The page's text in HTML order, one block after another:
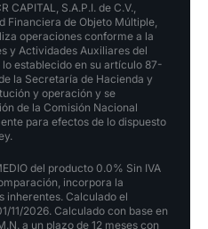
CAPITAL, S.A.P.I. de C.V.,
Financiera de Objeto Múltiple,
operaciones conforme a la
y Actividades Auxiliares del
establecido en su artículo 87-
la Secretaría de Hacienda y
y operación y se
de la Comisión Nacional
para efectos de lo dispuesto
del producto 0.0% Sin IVA
incorpora la
inherentes. Calculado el
11/2026. Calculado con base en
a un plazo de 12 meses con